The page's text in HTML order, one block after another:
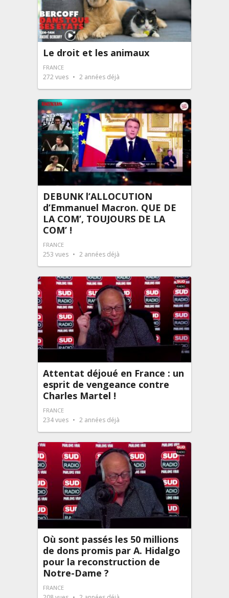
Le droit et les animaux
FRANCE
272vues 2 années déjà
DEBUNK l’ALLOCUTION
d’Emmanuel Macron. QUE DE
LA COM’, TOUJOURS DE LA
COM’ !
FRANCE
253 vues 2 années déjà
Attentat déjoué en France : un
esprit de vengeance contre
Charles Martel !
FRANCE
234vues 2 années déjà
Où sont passés les 50 millions
de dons promis par A. Hidalgo
pour la reconstruction de
Notre-Dame ?
FRANCE